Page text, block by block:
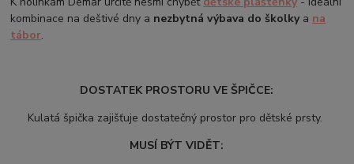
kombinace na deštivé dny a nezbytná výbava do školkya na
tábor.
DOSTATEK PROSTORU VE ŠPIČCE:
Kulatá špička zajišťuje dostatečný prostor pro dětské prsty.
MUSÍ BÝT VIDĚT: